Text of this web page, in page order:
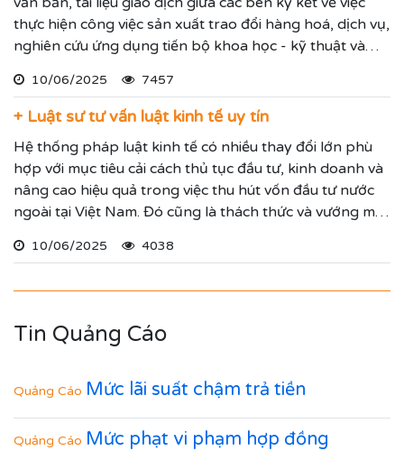
thực hiện công việc sản xuất trao đổi hàng hoá, dịch vụ,
nghiên cứu ứng dụng tiến bộ khoa học - kỹ thuật và
định rõ ràng về quyền và nghĩa vụ của mỗi bên để xây
dựng và thực hiện kế hoạch của mình.
10/06/2025 7457
+ Luật sư tư vấn luật kinh tế uy tín
Hệ thống pháp luật kinh tế có nhiều thay đổi lớn phù
hợp với mục tiêu cải cách thủ tục đầu tư, kinh doanh và
nâng cao hiệu quả trong việc thu hút vốn đầu tư nước
ngoài tại Việt Nam. Đó cũng là thách thức và vướng mắc
đối diện. Quý vị khi có nhu cầu tư vấn pháp luật kinh tế
10/06/2025 4038
Tin Quảng Cáo
Quảng Cáo Mức lãi suất chậm trả tiền
Quảng Cáo Mức phạt vi phạm hợp đồng